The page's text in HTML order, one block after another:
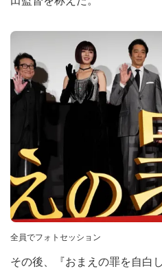
全員でフォトセッション
その後、『おまえの罪を自白